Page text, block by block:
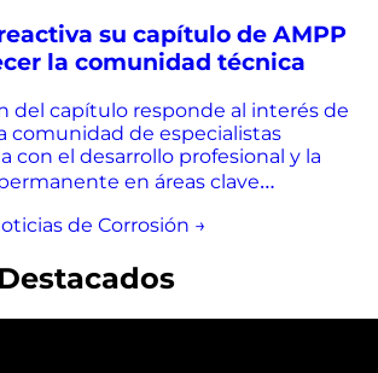
su capítulo de AMPP
la comunidad técnica
del capítulo responde al interés de
comunidad de especialistas
con el desarrollo profesional y la
en áreas clave…
de Corrosión →